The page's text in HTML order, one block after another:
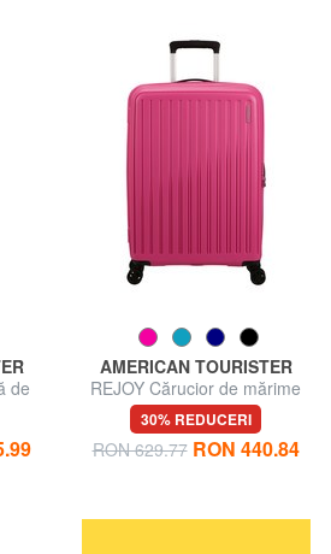
de
AMERICAN TOURISTER
REJOY Cărucior de mărime
medie
30% REDUCERI
RON 629.77 RON 440.84